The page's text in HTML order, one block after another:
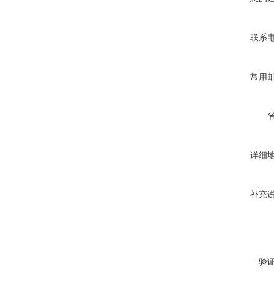
联系
常用
详细
补充
验